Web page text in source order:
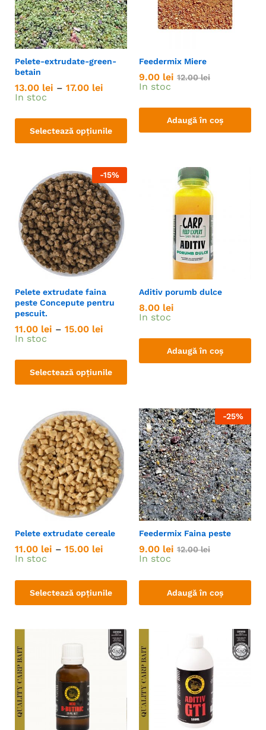
Pelete-extrudate-green-
betain
13.00 lei – 17.00 lei
In stoc
Selectează opțiunile
Feedermix Miere
9.00 lei 12.00lei
In stoc
Adaugă în coș
-15%
Pelete extrudate faina
peste Concepute pentru
pescuit.
11.00 lei – 15.00 lei
In stoc
Selectează opțiunile
Aditiv porumb dulce
8.00 lei
In stoc
Adaugă în coș
Pelete extrudate cereale
11.00 lei – 15.00 lei
In stoc
Selectează opțiunile
-25%
Feedermix Faina peste
9.00 lei 12.00lei
In stoc
Adaugă în coș